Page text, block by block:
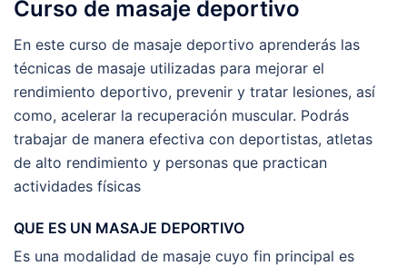
Curso de masaje deportivo
En este curso de masaje deportivo aprenderás las
técnicas de masaje utilizadas para mejorar el
rendimiento deportivo, prevenir y tratar lesiones, así
como, acelerar la recuperación muscular. Podrás
trabajar de manera efectiva con deportistas, atletas
de alto rendimiento y personas que practican
actividades físicas
QUE ES UN MASAJE DEPORTIVO
Es una modalidad de masaje cuyo fin principal es